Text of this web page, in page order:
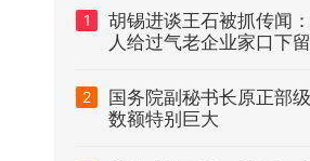
1
胡锡进谈王石被抓传闻
人给过气老企业家口下
2
国务院副秘书长原正部
数额特别巨大